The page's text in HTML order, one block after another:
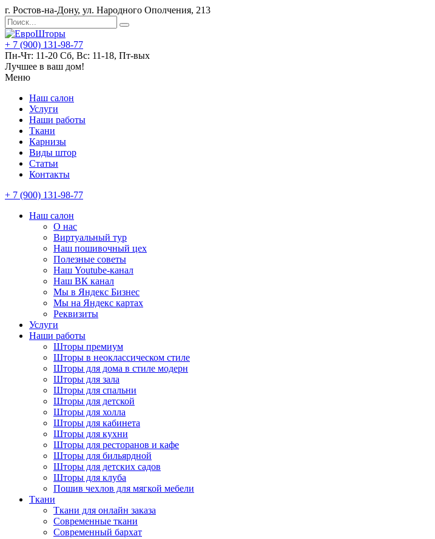
г. Ростов-на-Дону, ул. Народного Ополчения, 213
+ 7 (900) 131-98-77
Пн-Чт: 11-20 Сб, Вс: 11-18, Пт-вых
Лучшее в ваш дом!
Меню
Наш салон
Услуги
Наши работы
Ткани
Карнизы
Виды штор
Статьи
Контакты
+ 7 (900) 131-98-77
Наш салон
О нас
Виртуальный тур
Наш пошивочный цех
Полезные советы
Наш Youtube-канал
Наш ВК канал
Мы в Яндекс Бизнес
Мы на Яндекс картах
Реквизиты
Услуги
Наши работы
Шторы премиум
Шторы в неоклассическом стиле
Шторы для дома в стиле модерн
Шторы для зала
Шторы для спальни
Шторы для детской
Шторы для холла
Шторы для кабинета
Шторы для кухни
Шторы для ресторанов и кафе
Шторы для бильярдной
Шторы для детских садов
Шторы для клуба
Пошив чехлов для мягкой мебели
Ткани
Ткани для онлайн заказа
Современные ткани
Современный бархат